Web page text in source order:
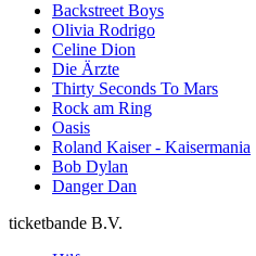
Backstreet Boys
Olivia Rodrigo
Celine Dion
Die Ärzte
Thirty Seconds To Mars
Rock am Ring
Oasis
Roland Kaiser - Kaisermania
Bob Dylan
Danger Dan
ticketbande B.V.